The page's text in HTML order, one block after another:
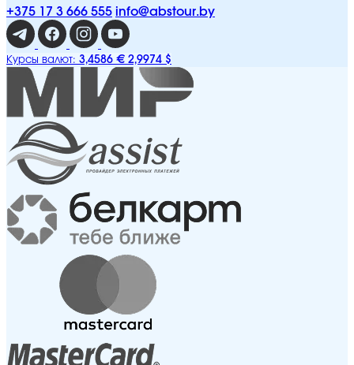
+375 17 3 666 555 info@abstour.by
Курсы валют: 3,4586 € 2,9974 $